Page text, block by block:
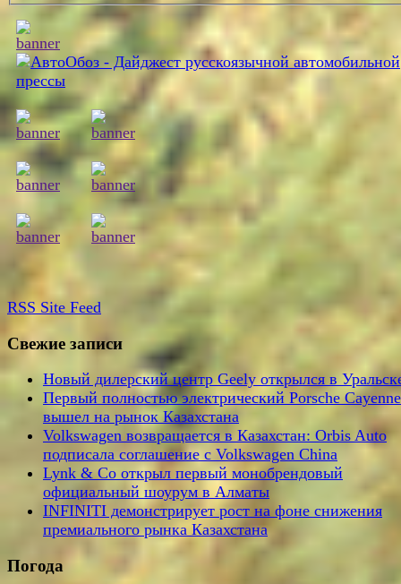
RSS Site Feed
Свежие записи
Новый дилерский центр Geely открылся в
Первый полностью электрический Porsche Cayenne
вышел на рынок Казахстана
Volkswagen возвращается в Казахстан: Orbis Auto
подписала соглашение с Volkswagen China
Lynk & Co открыл первый монобрендовый
официальный шоурум в Алматы
INFINITI демонстрирует рост на фоне снижения
премиального рынка Казахстана
Погода